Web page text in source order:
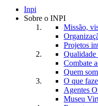
navigation
Inpi
Sobre o INPI
Missão,
Projetos
Combate
Quem
O que
Agentes
Museu